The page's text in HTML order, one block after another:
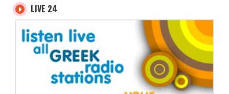
LIVE 24